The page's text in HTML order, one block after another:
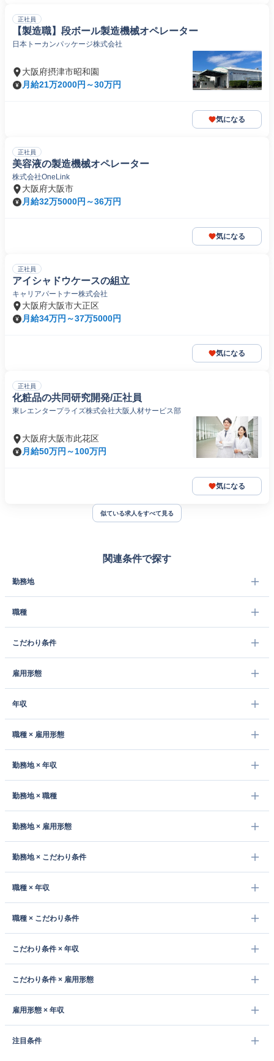
正社員
【製造職】段ボール製造機械オペレーター
日本トーカンパッケージ株式会社
大阪府摂津市昭和園
月給21万2000円～30万円
気になる
正社員
美容液の製造機械オペレーター
株式会社OneLink
大阪府大阪市
月給32万5000円～36万円
気になる
正社員
アイシャドウケースの組立
キャリアパートナー株式会社
大阪府大阪市大正区
月給34万円～37万5000円
気になる
正社員
化粧品の共同研究開発/正社員
東レエンタープライズ株式会社大阪人材サービス部
大阪府大阪市此花区
月給50万円～100万円
気になる
似ている求人をすべて見る
関連条件で探す
勤務地
職種
こだわり条件
雇用形態
年収
職種 × 雇用形態
勤務地 × 年収
勤務地 × 職種
勤務地 × 雇用形態
勤務地 × こだわり条件
職種 × 年収
職種 × こだわり条件
こだわり条件 × 年収
こだわり条件 × 雇用形態
雇用形態 × 年収
注目条件